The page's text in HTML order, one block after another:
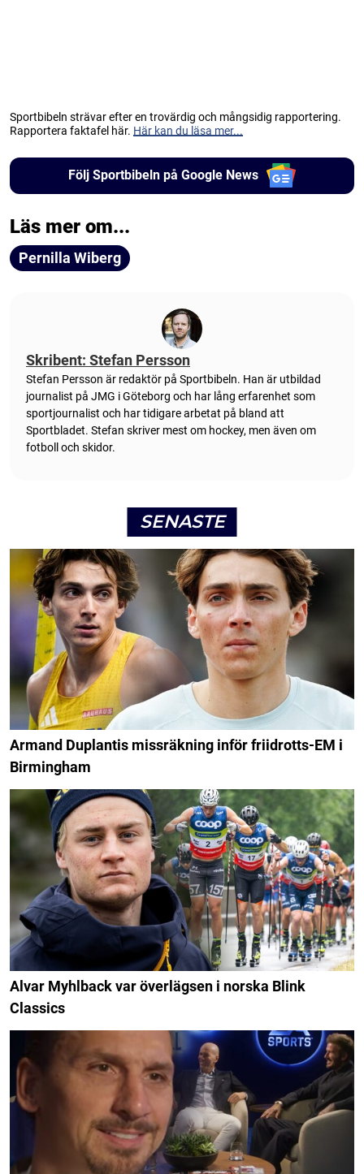
Sportbibeln strävar efter en trovärdig och mångsidig rapportering.
Rapportera faktafel här. Här kan du läsa mer...
Följ Sportbibeln på Google News
Läs mer om...
Pernilla Wiberg
Skribent: Stefan Persson
Stefan Persson är redaktör på Sportbibeln. Han är utbildad
journalist på JMG i Göteborg och har lång erfarenhet som
sportjournalist och har tidigare arbetat på bland att
Sportbladet. Stefan skriver mest om hockey, men även om
fotboll och skidor.
SENASTE
Armand Duplantis missräkning inför friidrotts-EM i
Birmingham
Alvar Myhlback var överlägsen i norska Blink
Classics